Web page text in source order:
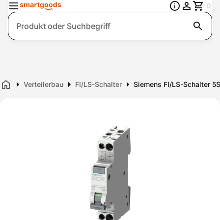
Suche
0
Home Verteilerbau FI/LS-Schalter Siemens FI/LS-Schalter